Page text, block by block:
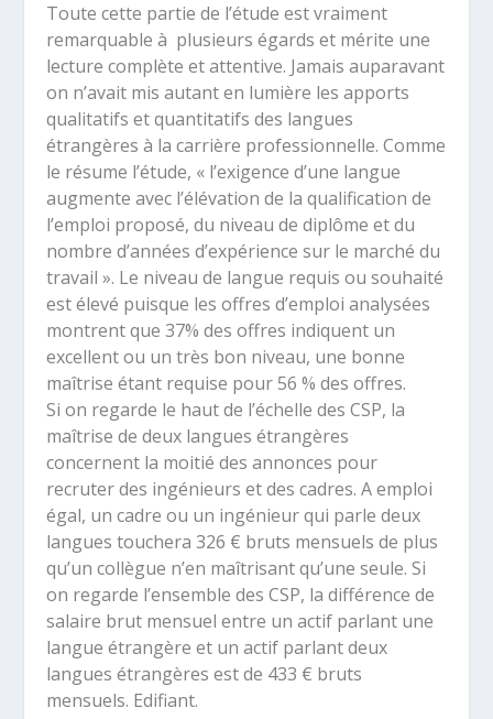
Toute cette partie de l’étude est vraiment
remarquable à plusieurs égards et mérite une
lecture complète et attentive. Jamais auparavant
on n’avait mis autant en lumière les apports
qualitatifs et quantitatifs des langues
étrangères à la carrière professionnelle. Comme
le résume l’étude, « l’exigence d’une langue
augmente avec l’élévation de la qualification de
l’emploi proposé, du niveau de diplôme et du
nombre d’années d’expérience sur le marché du
travail ». Le niveau de langue requis ou souhaité
est élevé puisque les offres d’emploi analysées
montrent que 37% des offres indiquent un
excellent ou un très bon niveau, une bonne
maîtrise étant requise pour 56 % des offres.
Si on regarde le haut de l’échelle des CSP, la
maîtrise de deux langues étrangères
concernent la moitié des annonces pour
recruter des ingénieurs et des cadres. A emploi
égal, un cadre ou un ingénieur qui parle deux
langues touchera 326 € bruts mensuels de plus
qu’un collègue n’en maîtrisant qu’une seule. Si
on regarde l’ensemble des CSP, la différence de
salaire brut mensuel entre un actif parlant une
langue étrangère et un actif parlant deux
langues étrangères est de 433 € bruts
mensuels. Edifiant.